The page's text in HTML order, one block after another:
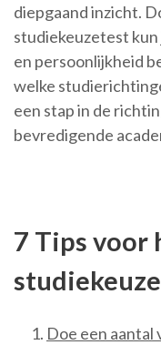
diepgaand inzicht.
studiekeuzetest
en persoonlijkheid
welke
een stap in de
bevredigende
7 Tips voor
Doe een aantal